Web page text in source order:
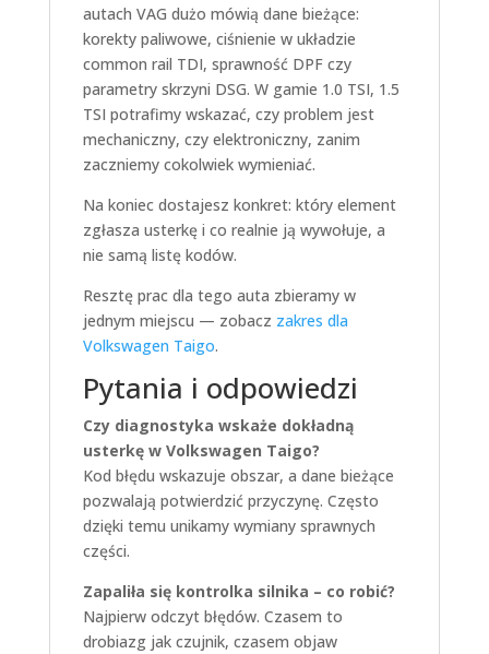
autach VAG dużo mówią dane bieżące:
korekty paliwowe, ciśnienie w układzie
common rail TDI, sprawność DPF czy
parametry skrzyni DSG. W gamie 1.0 TSI, 1.5
TSI potrafimy wskazać, czy problem jest
mechaniczny, czy elektroniczny, zanim
zaczniemy cokolwiek wymieniać.
Na koniec dostajesz konkret: który element
zgłasza usterkę i co realnie ją wywołuje, a
nie samą listę kodów.
Resztę prac dla tego auta zbieramy w
jednym miejscu — zobacz zakres dla
Volkswagen Taigo.
Pytania i odpowiedzi
Czy diagnostyka wskaże dokładną
usterkę w Volkswagen Taigo?
Kod błędu wskazuje obszar, a dane bieżące
pozwalają potwierdzić przyczynę. Często
dzięki temu unikamy wymiany sprawnych
części.
Zapaliła się kontrolka silnika – co robić?
Najpierw odczyt błędów. Czasem to
drobiazg jak czujnik, czasem objaw